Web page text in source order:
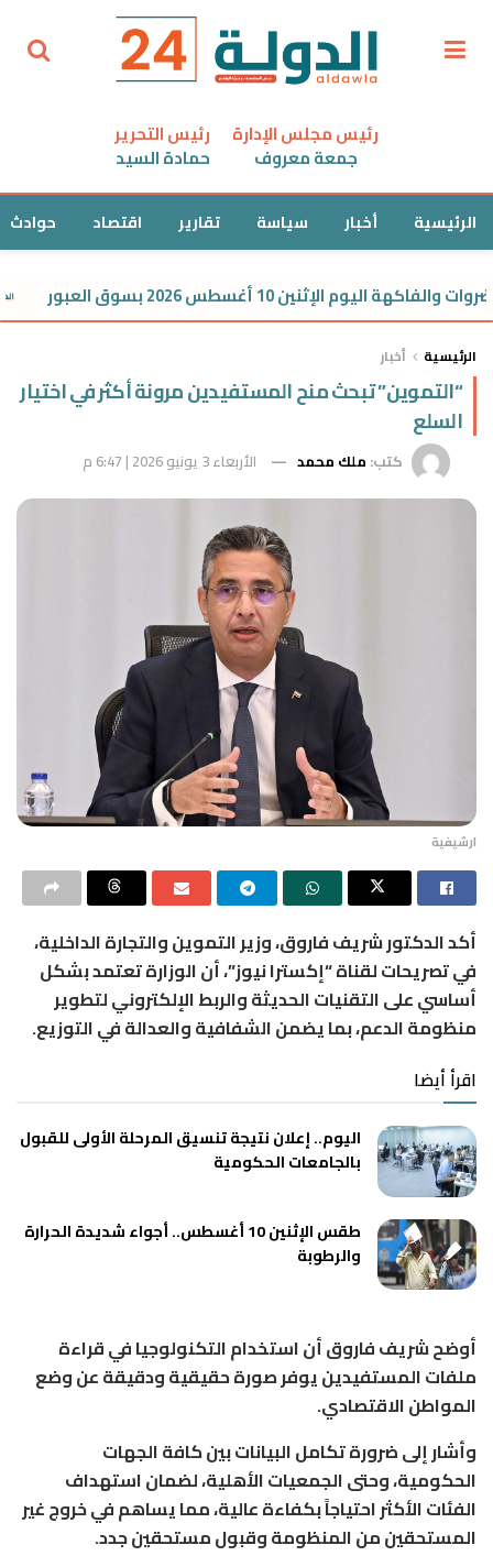
رئيس مجلس الإدارة
جمعة معروف
رئيس التحرير
حمادة السيد
الرئيسية أخبار سياسة تقارير اقتصاد حوادث
الإثنين 10 أغسطس 2026 بسوق العبور
الرئيسية أخبار
“التموين” تبحث منح المستفيدين مرونة أكثر في اختيار
السلع
كتب: ملك محمد الأربعاء 3 يونيو 2026 | 6:47 م
ارشيفية
أكد الدكتور شريف فاروق، وزير التموين والتجارة الداخلية،
في تصريحات لقناة “إكسترا نيوز”، أن الوزارة تعتمد بشكل
أساسي على التقنيات الحديثة والربط الإلكتروني لتطوير
منظومة الدعم، بما يضمن الشفافية والعدالة في التوزيع.
اقرأ أيضا
اليوم.. إعلان نتيجة تنسيق المرحلة الأولى للقبول
بالجامعات الحكومية
طقس الإثنين 10 أغسطس.. أجواء شديدة الحرارة
والرطوبة
أوضح شريف فاروق أن استخدام التكنولوجيا في قراءة
ملفات المستفيدين يوفر صورة حقيقية ودقيقة عن وضع
المواطن الاقتصادي.
وأشار إلى ضرورة تكامل البيانات بين كافة الجهات
الحكومية، وحتى الجمعيات الأهلية، لضمان استهداف
الفئات الأكثر احتياجاً بكفاءة عالية، مما يساهم في خروج غير
المستحقين من المنظومة وقبول مستحقين جدد.